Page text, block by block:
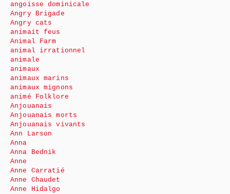
angoisse dominicale
Angry Brigade
Angry cats
animait feus
Animal Farm
animal irrationnel
animale
animaux
animaux marins
animaux mignons
animé Folklore
Anjouanais
Anjouanais morts
Anjouanais vivants
Ann Larson
Anna
Anna Bednik
Anne
Anne Carratié
Anne Chaudet
Anne Hidalgo